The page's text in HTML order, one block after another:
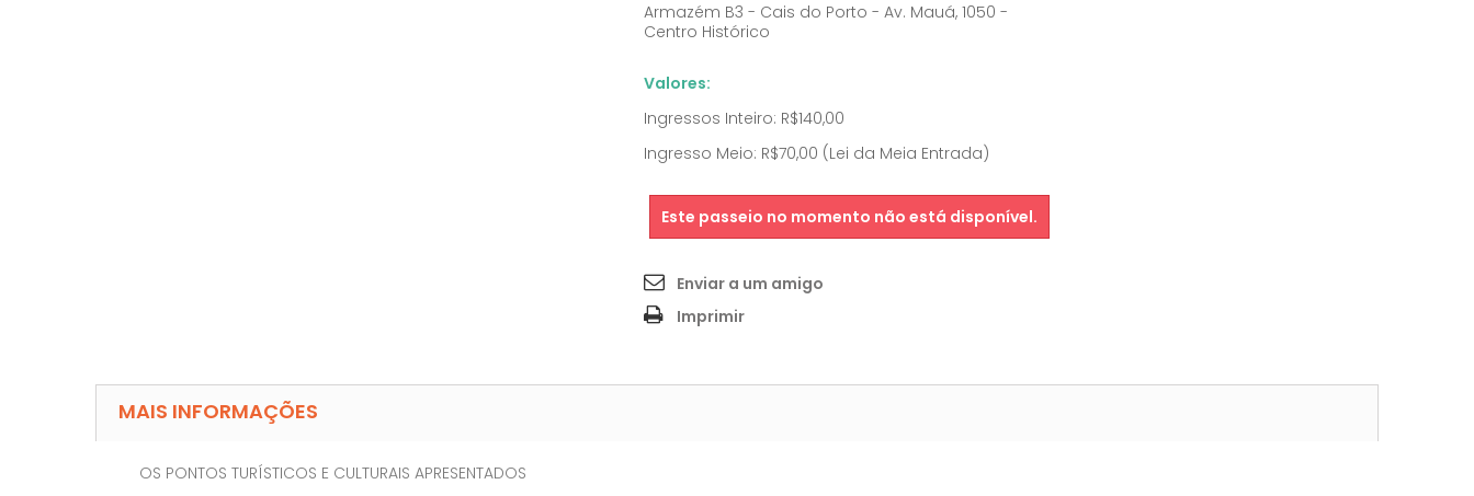
Armazém B3 - Cais do Porto - Av. Mauá, 1050 -
Centro Histórico
Valores:
Ingressos Inteiro: R$140,00
Ingresso Meio: R$70,00 (Lei da Meia Entrada)
Este passeio no momento não está disponível.
Enviar a um amigo
Imprimir
MAIS INFORMAÇÕES
OS PONTOS TURÍSTICOS E CULTURAIS APRESENTADOS